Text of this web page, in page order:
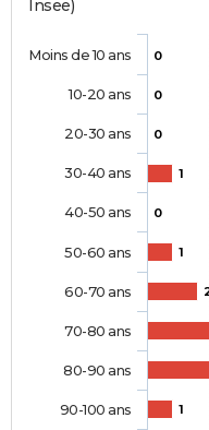
Insee)
0
0
0
1
0
1
1
Moins de 10 ans
10-20 ans
20-30 ans
30-40 ans
40-50 ans
50-60 ans
60-70 ans
70-80 ans
80-90 ans
90-100 ans